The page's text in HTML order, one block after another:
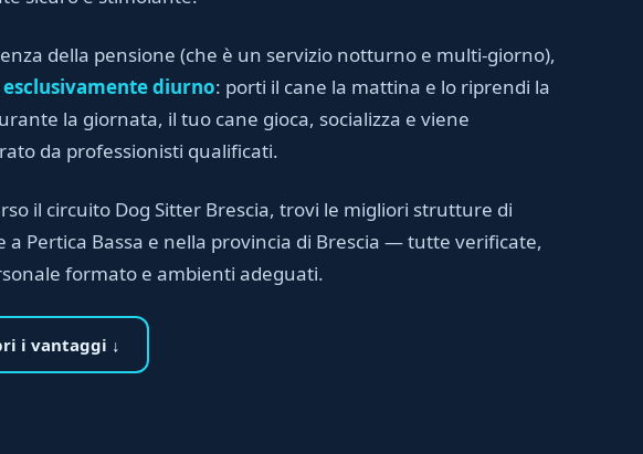
della pensione (che è un servizio notturno e multi-giorno),
esclusivamente diurno: porti il cane la mattina e lo riprendi la
la giornata, il tuo cane gioca, socializza e viene
da professionisti qualificati.
il circuito Dog Sitter Brescia, trovi le migliori strutture di
a Pertica Bassa e nella provincia di Brescia — tutte verificate,
formato e ambienti adeguati.
i vantaggi ↓